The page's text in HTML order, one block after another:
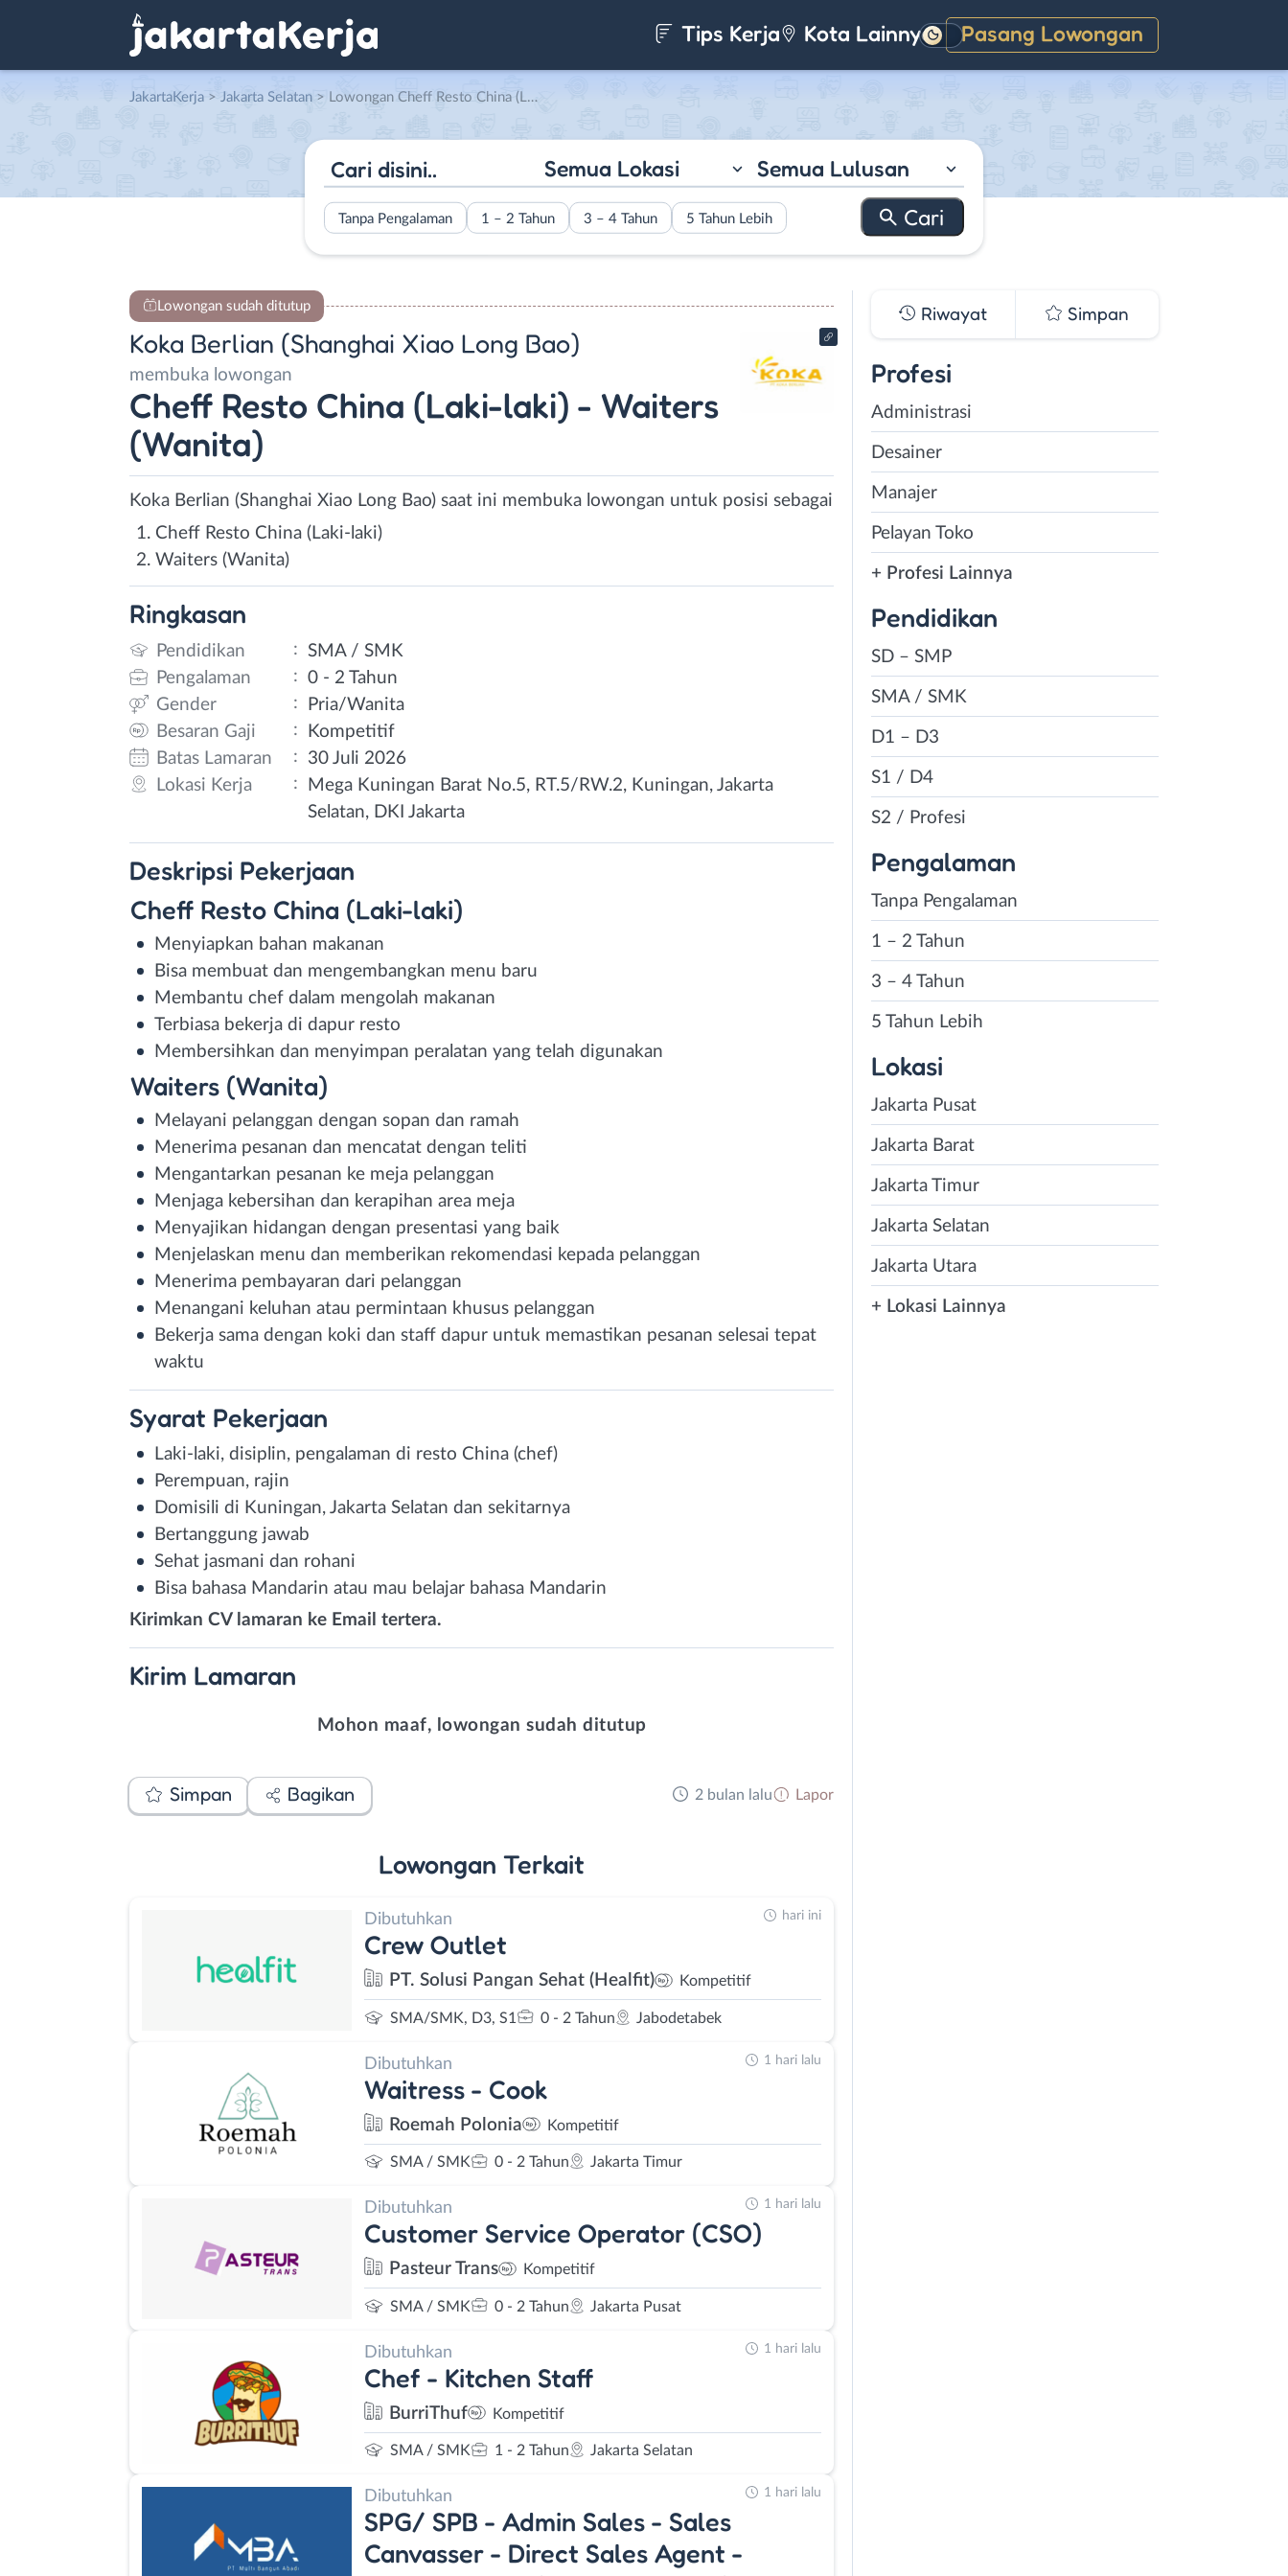
Tips Kerja Kota Lainnya Pasang Lowongan
Gelap
JakartaKerja > Jakarta Selatan > Lowongan Cheff Resto China (Laki-laki) – Waiters (Wanita) di Koka Berlian (Shanghai Xiao Long Bao)
Semua Lokasi Semua Lulusan
Tanpa Pengalaman 1 – 2 Tahun 3 – 4 Tahun 5 Tahun Lebih
Lowongan sudah ditutup
Koka Berlian (Shanghai Xiao Long Bao)
membuka lowongan
Cheff Resto China (Laki-laki) - Waiters
(Wanita)
Koka Berlian (Shanghai Xiao Long Bao) saat ini membuka lowongan untuk posisi sebagai
Cheff Resto China (Laki-laki)
Waiters (Wanita)
Ringkasan
Pendidikan : SMA / SMK
Pengalaman
: 0 - 2 Tahun
Gender
:
Pria/Wanita
Besaran Gaji
:
Kompetitif
Batas Lamaran
:
30 Juli 2026
Lokasi Kerja
:
Mega Kuningan Barat No.5, RT.5/RW.2, Kuningan, Jakarta
Selatan, DKI Jakarta
Deskripsi Pekerjaan
Cheff Resto China (Laki-laki)
Menyiapkan bahan makanan
Bisa membuat dan mengembangkan menu baru
Membantu chef dalam mengolah makanan
Terbiasa bekerja di dapur resto
Membersihkan dan menyimpan peralatan yang telah digunakan
Waiters (Wanita)
Melayani pelanggan dengan sopan dan ramah
Menerima pesanan dan mencatat dengan teliti
Mengantarkan pesanan ke meja pelanggan
Menjaga kebersihan dan kerapihan area meja
Menyajikan hidangan dengan presentasi yang baik
Menjelaskan menu dan memberikan rekomendasi kepada pelanggan
Menerima pembayaran dari pelanggan
Menangani keluhan atau permintaan khusus pelanggan
Bekerja sama dengan koki dan staff dapur untuk memastikan pesanan selesai tepat
waktu
Syarat Pekerjaan
Laki-laki, disiplin, pengalaman di resto China (chef)
Perempuan, rajin
Domisili di Kuningan, Jakarta Selatan dan sekitarnya
Bertanggung jawab
Sehat jasmani dan rohani
Bisa bahasa Mandarin atau mau belajar bahasa Mandarin
Kirimkan CV lamaran ke Email tertera.
Kirim Lamaran
Mohon maaf, lowongan sudah ditutup
Simpan Bagikan 2 bulan lalu Lapor
Lowongan Terkait
Dibutuhkan
Crew Outlet
PT. Solusi Pangan Sehat (Healfit) Kompetitif
SMA/SMK, D3, S1 0 - 2 Tahun Jabodetabek
hari ini
Dibutuhkan
Waitress - Cook
Roemah Polonia Kompetitif
SMA / SMK 0 - 2 Tahun Jakarta Timur
1 hari lalu
Dibutuhkan
Customer Service Operator (CSO)
Pasteur Trans Kompetitif
SMA / SMK 0 - 2 Tahun Jakarta Pusat
1 hari lalu
Dibutuhkan
Chef - Kitchen Staff
BurriThuf Kompetitif
SMA / SMK 1 - 2 Tahun Jakarta Selatan
1 hari lalu
Dibutuhkan
SPG/ SPB - Admin Sales - Sales
Canvasser - Direct Sales Agent -
1 hari lalu
Riwayat Simpan
Profesi
Administrasi
Desainer
Manajer
Pelayan Toko
+ Profesi Lainnya
Pendidikan
SD – SMP
SMA / SMK
D1 – D3
S1 / D4
S2 / Profesi
Pengalaman
Tanpa Pengalaman
1 – 2 Tahun
3 – 4 Tahun
5 Tahun Lebih
Lokasi
Jakarta Pusat
Jakarta Barat
Jakarta Timur
Jakarta Selatan
Jakarta Utara
+ Lokasi Lainnya